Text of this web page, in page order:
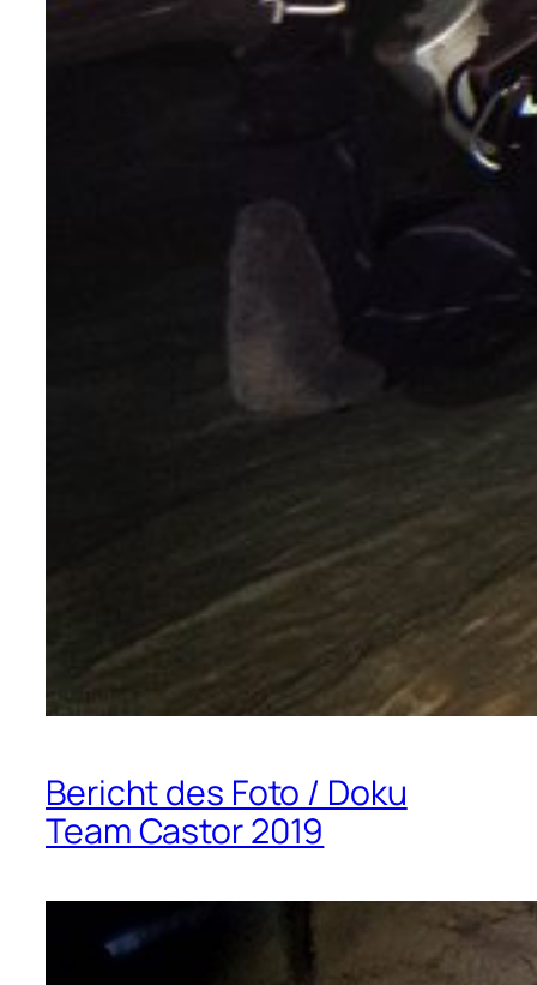
Bericht des Foto / Doku
Team Castor 2019